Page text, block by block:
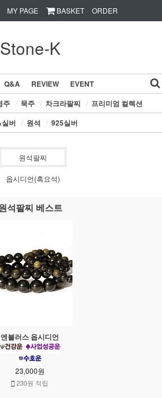
MY PAGE BASKET ORDER
Stone-K
Q&A REVIEW
EVENT
주 / 묵주 / 차크라팔찌 / 프리미엄 컬렉션
버 / 원석 / 925실버
원석팔찌
옵시디언(흑요석)
석팔찌 베스트
엔블러스 옵시디언
23,000원
230원 적립